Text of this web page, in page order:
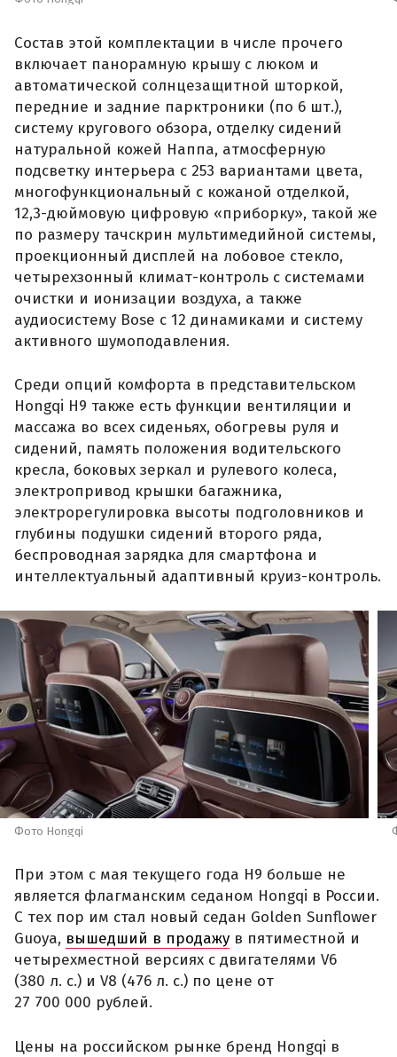
Состав этой комплектации в числе прочего
включает панорамную крышу с люком и
автоматической солнцезащитной шторкой,
передние и задние парктроники (по 6 шт.),
систему кругового обзора, отделку сидений
натуральной кожей Наппа, атмосферную
подсветку интерьера с 253 вариантами цвета,
многофункциональный с кожаной отделкой,
12,3-дюймовую цифровую «приборку», такой же
по размеру тачскрин мультимедийной системы,
проекционный дисплей на лобовое стекло,
четырехзонный климат-контроль с системами
очистки и ионизации воздуха, а также
аудиосистему Bose с 12 динамиками и систему
активного шумоподавления.
Среди опций комфорта в представительском
Hongqi H9 также есть функции вентиляции и
массажа во всех сиденьях, обогревы руля и
сидений, память положения водительского
кресла, боковых зеркал и рулевого колеса,
электропривод крышки багажника,
электрорегулировка высоты подголовников и
глубины подушки сидений второго ряда,
беспроводная зарядка для смартфона и
интеллектуальный адаптивный круиз-контроль.
Фото Hongqi
При этом с мая текущего года H9 больше не
является флагманским седаном Hongqi в России.
С тех пор им стал новый седан Golden Sunflower
Guoya, вышедший в продажу в пятиместной и
четырехместной версиях с двигателями V6
(380 л. с.) и V8 (476 л. с.) по цене от
27 700 000 рублей.
Цены на российском рынке бренд Hongqi в